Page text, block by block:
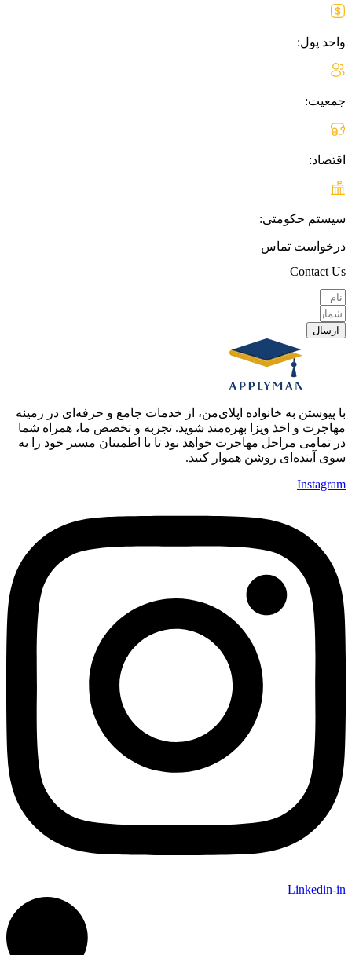
واحد پول:
جمعیت:
اقتصاد:
سیستم حکومتی:
درخواست تماس
Contact Us
ارسال
با پیوستن به خانواده اپلای‌من، از خدمات جامع و حرفه‌ای در زمینه
مهاجرت و اخذ ویزا بهره‌مند شوید. تجربه و تخصص ما، همراه شما
در تمامی مراحل مهاجرت خواهد بود تا با اطمینان مسیر خود را به
سوی آینده‌ای روشن هموار کنید.
Instagram
Linkedin-in